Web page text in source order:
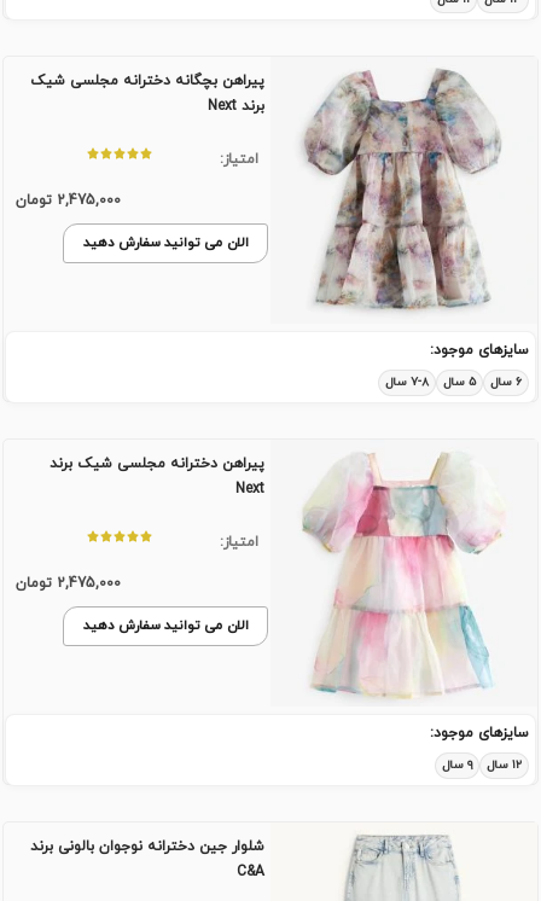
پیراهن بچگانه دخترانه مجلسی شیک
برند Next
امتیاز:
2,475,000 تومان
الان می توانید سفارش دهید
سایزهای موجود:
۶ سال ۵ سال ۷-۸ سال
پیراهن دخترانه مجلسی شیک برند
Next
امتیاز:
2,475,000 تومان
الان می توانید سفارش دهید
سایزهای موجود:
۱۲ سال ۹ سال
شلوار جین دخترانه نوجوان بالونی برند
C&A